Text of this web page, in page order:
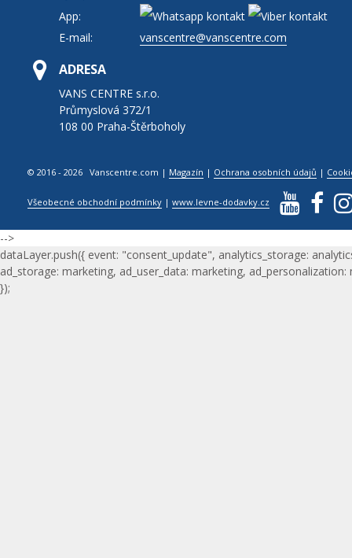
App:
E-mail:
vanscentre@vanscentre.com
ADRESA
VANS CENTRE s.r.o.
Průmyslová 372/1
108 00 Praha-Štěrboholy
© 2016 - 2026 Vanscentre.com | Magazín | Ochrana osobních údajů |
Všeobecné obchodní podmínky |www.levne-dodavky.cz
-->
dataLayer.push({ event: "consent_update", analytics_storage:
ad_storage: marketing, ad_user_data: marketing, ad_personalization:
});